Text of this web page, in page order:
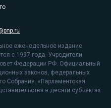
еженедельное издание
с 1997 года. Учредители
Федерации РФ. Официальный
законов, федеральных
Собрания. «Парламентская
в десяти субъектах